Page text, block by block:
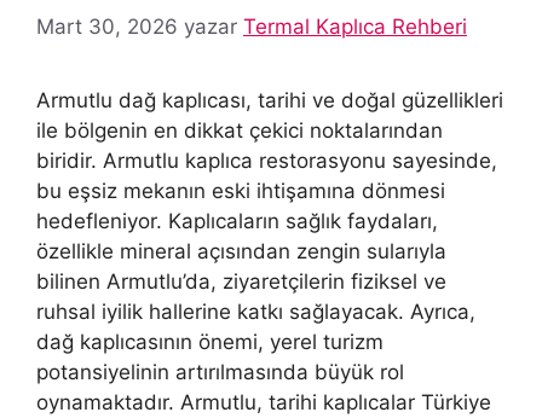
Mart 30, 2026 yazar Termal Kaplıca Rehberi
Armutlu dağ kaplıcası, tarihi ve doğal güzellikleri
ile bölgenin en dikkat çekici noktalarından
biridir. Armutlu kaplıca restorasyonu sayesinde,
bu eşsiz mekanın eski ihtişamına dönmesi
hedefleniyor. Kaplıcaların sağlık faydaları,
özellikle mineral açısından zengin sularıyla
bilinen Armutlu’da, ziyaretçilerin fiziksel ve
ruhsal iyilik hallerine katkı sağlayacak. Ayrıca,
dağ kaplıcasının önemi, yerel turizm
potansiyelinin artırılmasında büyük rol
oynamaktadır. Armutlu, tarihi kaplıcalar Türkiye